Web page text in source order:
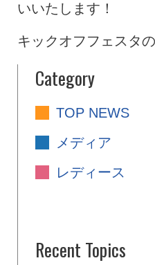
いいたします！
キックオフフェスタ
Category
TOP NEWS
メディア
レディース
Recent Topics